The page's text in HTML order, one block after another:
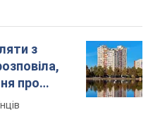
з
про